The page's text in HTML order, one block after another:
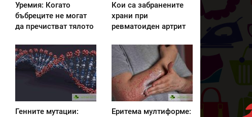
Уремия: Когато
бъбреците не могат
да пречистват тялото
Кои са забранените
храни при
ревматоиден артрит
Генните мутации:
Еритема мултиформе: